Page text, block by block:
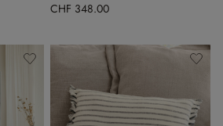
CHF 348.00